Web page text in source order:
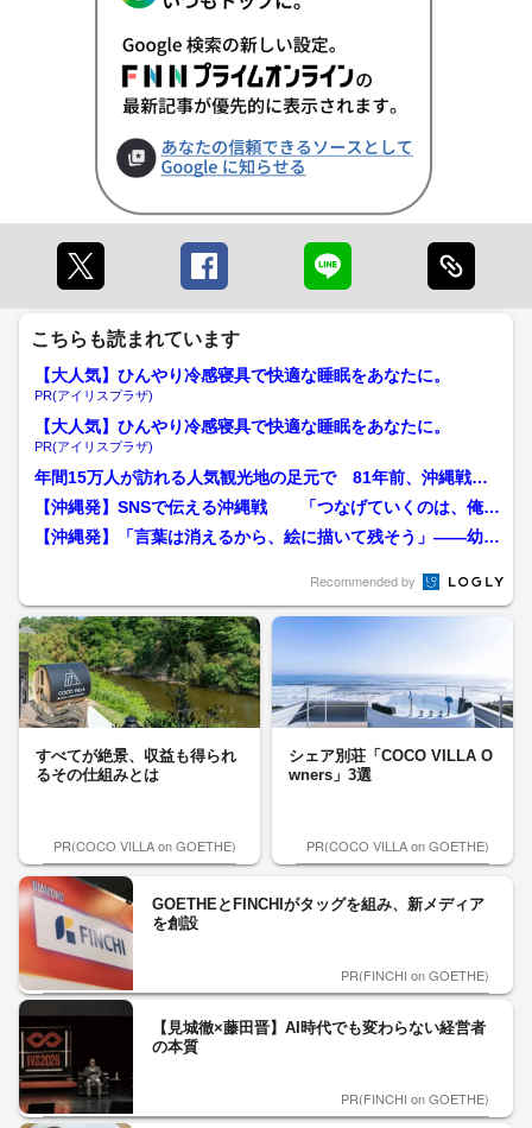
こちらも読まれています
【大人気】ひんやり冷感寝具で快適な睡眠をあなたに。
PR(アイリスプラザ)
【大人気】ひんやり冷感寝具で快適な睡眠をあなたに。
PR(アイリスプラザ)
年間15万人が訪れる人気観光地の足元で 81年前、沖縄戦で3
00人が息を潜めたガ...
【沖縄発】SNSで伝える沖縄戦 「つなげていくのは、俺ら
の世代」20歳の決意
【沖縄発】「言葉は消えるから、絵に描いて残そう」――幼い
Recommended by
すべてが絶景、収益も得られ
るその仕組みとは
PR(COCO VILLA on GOETHE)
シェア別荘「COCO VILLA O
wners」3選
PR(COCO VILLA on GOETHE)
GOETHEとFINCHIがタッグを組み、新メディア
を創設
PR(FINCHI on GOETHE)
【見城徹×藤田晋】AI時代でも変わらない経営者
の本質
PR(FINCHI on GOETHE)